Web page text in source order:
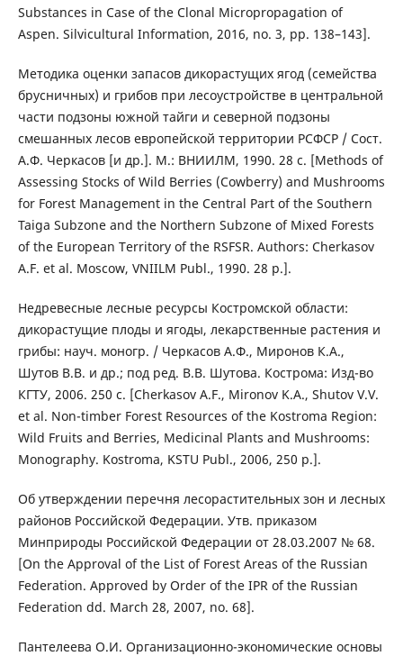
Substances in Case of the Clonal Micropropagation of
Aspen. Silvicultural Information, 2016, no. 3, pp. 138–143].
Методика оценки запасов дикорастущих ягод (семейства
брусничных) и грибов при лесоустройстве в центральной
части подзоны южной тайги и северной подзоны
смешанных лесов европейской территории РСФСР / Сост.
А.Ф. Черкасов [и др.]. М.: ВНИИЛМ, 1990. 28 с. [Methods of
Assessing Stocks of Wild Berries (Cowberry) and Mushrooms
for Forest Management in the Central Part of the Southern
Taiga Subzone and the Northern Subzone of Mixed Forests
of the European Territory of the RSFSR. Authors: Cherkasov
A.F. et al. Moscow, VNIILM Publ., 1990. 28 p.].
Недревесные лесные ресурсы Костромской области:
дикорастущие плоды и ягоды, лекарственные растения и
грибы: науч. моногр. / Черкасов А.Ф., Миронов К.А.,
Шутов В.В. и др.; под ред. В.В. Шутова. Кострома: Изд-во
КГТУ, 2006. 250 с. [Cherkasov A.F., Mironov K.A., Shutov V.V.
et al. Non-timber Forest Resources of the Kostroma Region:
Wild Fruits and Berries, Medicinal Plants and Mushrooms:
Monography. Kostroma, KSTU Publ., 2006, 250 p.].
Об утверждении перечня лесорастительных зон и лесных
районов Российской Федерации. Утв. приказом
Минприроды Российской Федерации от 28.03.2007 № 68.
[On the Approval of the List of Forest Areas of the Russian
Federation. Approved by Order of the IPR of the Russian
Federation dd. March 28, 2007, no. 68].
Пантелеева О.И. Организационно-экономические основы